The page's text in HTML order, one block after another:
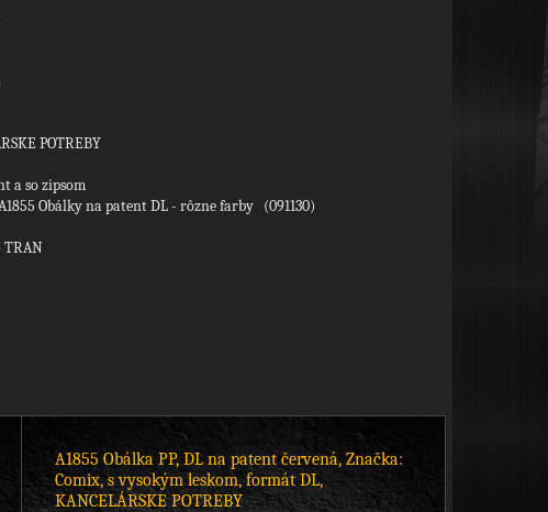
POTREBY
a so zipsom
Obálky na patent DL - rôzne farby (091130)
TRAN
A1855 Obálka PP, DL na patent červená, Značka:
Comix, s vysokým leskom, formát DL,
KANCELÁRSKE POTREBY